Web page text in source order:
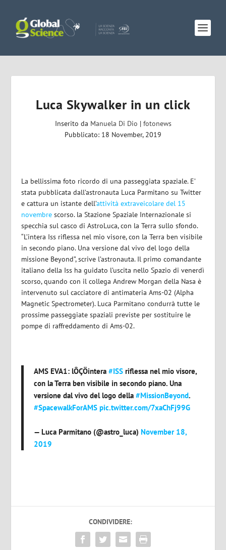
Luca Skywalker in un click
Inserito da Manuela Di Dio | fotonews
Pubblicato: 18 November, 2019
La bellissima foto ricordo di una passeggiata spaziale. E’
stata pubblicata dall’astronauta Luca Parmitano su Twitter
e cattura un istante dell’attività extraveicolare del 15
novembre scorso. la Stazione Spaziale Internazionale si
specchia sul casco di AstroLuca, con la Terra sullo sfondo.
“L’intera Iss riflessa nel mio visore, con la Terra ben visibile
in secondo piano. Una versione dal vivo del logo della
missione Beyond”, scrive l’astronauta. Il primo comandante
italiano della Iss ha guidato l’uscita nello Spazio di venerdì
scorso, quando con il collega Andrew Morgan della Nasa è
intervenuto sul cacciatore di antimateria Ams-02 (Alpha
Magnetic Spectrometer). Luca Parmitano condurrà tutte le
prossime passeggiate spaziali previste per sostituire le
pompe di raffreddamento di Ams-02.
AMS EVA1: lÔÇÖintera#ISS riflessa nel mio visore,
con la Terra ben visibile in secondo piano. Una
versione dal vivo del logo della#MissionBeyond.
#SpacewalkForAMS pic.twitter.com/7xaChFj99G
— Luca Parmitano (@astro_luca)November 18,
2019
CONDIVIDERE: